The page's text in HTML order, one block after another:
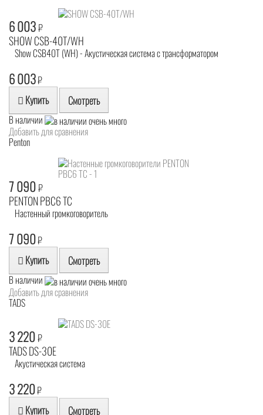
6 003₽
SHOW CSB-40T/WH
Show CSB40T (WH) - Акустическая система с трансформатором
6 003₽
Купить Смотреть
В наличии
Добавить для сравнения
Penton
7 090₽
PENTON PBC6 TC
Настенный громкоговоритель
7 090₽
Купить Смотреть
В наличии
Добавить для сравнения
TADS
3 220₽
TADS DS-30E
Акустическая система
3 220₽
Купить Смотреть